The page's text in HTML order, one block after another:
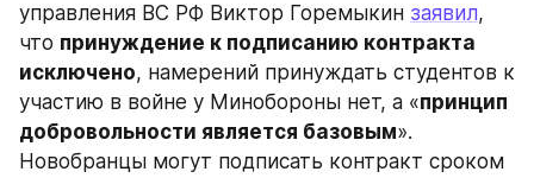
управления ВС РФ Виктор Горемыкин заявил,
что принуждение к подписанию контракта
исключено, намерений принуждать студентов к
участию в войне у Минобороны нет, а «принцип
добровольности является базовым».
Новобранцы могут подписать контракт сроком